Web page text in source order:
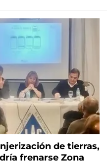
de tierras,
frenarse Zona